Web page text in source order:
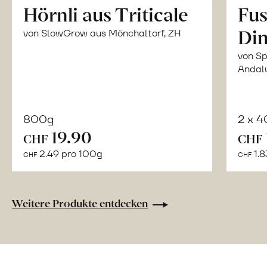
Hörnli aus Triticale
von SlowGrow aus Mönchaltorf, ZH
800g
CHF 19.90
CHF 2.49 pro 100g
von
2 x
CHF
CHF
Weitere Produkte entdecken